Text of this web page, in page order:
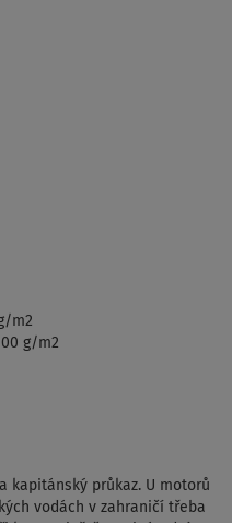
m2
g/m2
kapitánský průkaz. U motorů
vodách v zahraničí třeba